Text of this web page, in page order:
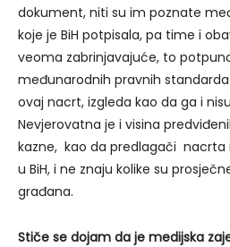
dokument, niti su im poznate
koje je BiH potpisala, pa time i
veoma zabrinjavajuće, to
međunarodnih pravnih standarda
ovaj nacrt, izgleda kao da ga i
Nevjerovatna je i visina
kazne, kao da predlagači nacrta
u BiH, i ne znaju kolike su
građana.
Stiče se dojam da je medijska